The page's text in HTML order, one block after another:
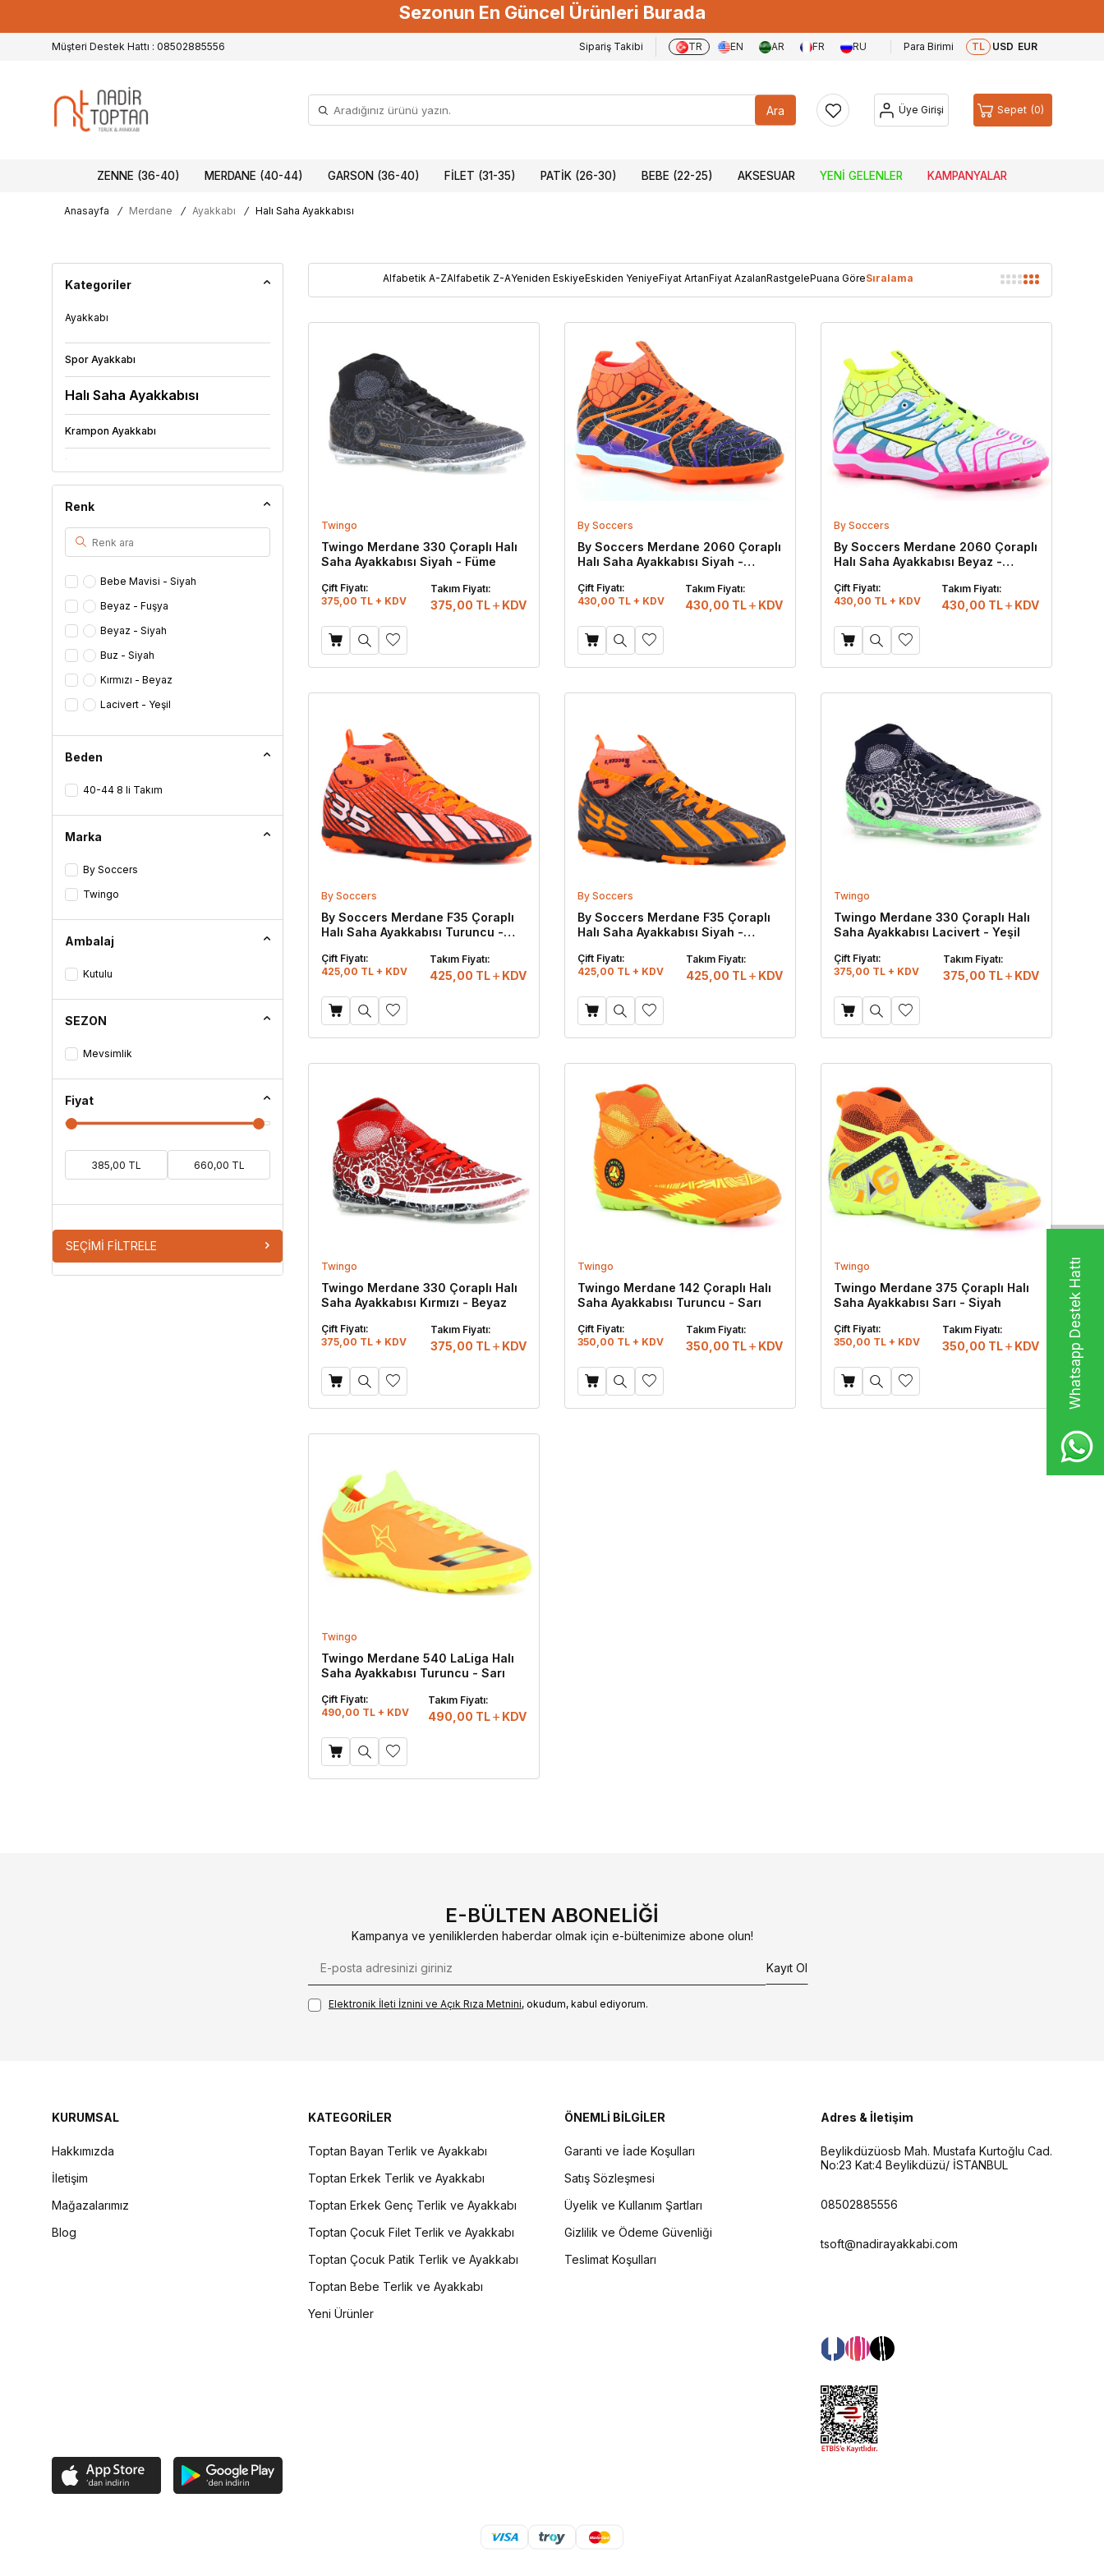
Whatsapp Destek Hattı
Sezonun En Güncel Ürünleri Burada
Müşteri Destek Hattı : 08502885556 Sipariş Takibi TR EN AR FR RU Para Birimi TL USD EUR
Ara Üye Girişi Sepet 0
ZENNE (36-40) MERDANE (40-44) GARSON (36-40) FILET (31-35) PATIK (26-30) BEBE (22-25) AKSESUAR YENI GELENLER KAMPANYALAR
Anasayfa / Merdane / Ayakkabı / Halı Saha Ayakkabısı
Kategoriler
Ayakkabı
Spor Ayakkabı
Halı Saha Ayakkabısı
Krampon Ayakkabı
Lastik Ayakkabı
Günlük Ayakkabı
Keten Ayakkabı
Ev Botu
Panduf
Klasik
Espadril
Sandalet
Renk
Bebe Mavisi - Siyah
Beyaz - Fuşya
Beyaz - Siyah
Buz - Siyah
Kırmızı - Beyaz
Lacivert - Yeşil
Mor - Turkuaz Desenli
Siyah - Sarı
Siyah - Turuncu
Turkuaz - Mor Desenli
Turuncu - Beyaz
Turuncu - Sarı
Turuncu - Sarı Desenli
Yeşil - Siyah
Beden
40-44 8 li Takım
Marka
By Soccers
Twingo
Ambalaj
Kutulu
SEZON
Mevsimlik
Fiyat
SEÇIMI FILTRELE
Alfabetik A-ZAlfabetik Z-AYeniden EskiyeEskiden YeniyeFiyat ArtanFiyat AzalanRastgelePuana GöreSıralama
Twingo
Twingo Merdane 330 Çoraplı Halı
Saha Ayakkabısı Siyah - Füme
Çift Fiyatı:
375,00 TL + KDV
Takım Fiyatı:
375,00 TL KDV
By Soccers
By Soccers Merdane 2060 Çoraplı
Halı Saha Ayakkabısı Siyah -
Çift Fiyatı:
430,00 TL + KDV
Takım Fiyatı:
430,00 TL KDV
By Soccers
By Soccers Merdane 2060 Çoraplı
Halı Saha Ayakkabısı Beyaz -
Çift Fiyatı:
430,00 TL + KDV
Takım Fiyatı:
430,00 TL KDV
By Soccers
By Soccers Merdane F35 Çoraplı
Halı Saha Ayakkabısı Turuncu -
Çift Fiyatı:
425,00 TL + KDV
Takım Fiyatı:
425,00 TL KDV
By Soccers
By Soccers Merdane F35 Çoraplı
Halı Saha Ayakkabısı Siyah -
Çift Fiyatı:
425,00 TL + KDV
Takım Fiyatı:
425,00 TL KDV
Twingo
Twingo Merdane 330 Çoraplı Halı
Saha Ayakkabısı Lacivert - Yeşil
Çift Fiyatı:
375,00 TL + KDV
Takım Fiyatı:
375,00 TL KDV
Twingo
Twingo Merdane 330 Çoraplı Halı
Saha Ayakkabısı Kırmızı - Beyaz
Çift Fiyatı:
375,00 TL + KDV
Takım Fiyatı:
375,00 TL KDV
Twingo
Twingo Merdane 142 Çoraplı Halı
Saha Ayakkabısı Turuncu - Sarı
Çift Fiyatı:
350,00 TL + KDV
Takım Fiyatı:
350,00 TL KDV
Twingo
Twingo Merdane 375 Çoraplı Halı
Saha Ayakkabısı Sarı - Siyah
Çift Fiyatı:
350,00 TL + KDV
Takım Fiyatı:
350,00 TL KDV
Twingo
Twingo Merdane 540 LaLiga Halı
Saha Ayakkabısı Turuncu - Sarı
Çift Fiyatı:
490,00 TL + KDV
Takım Fiyatı:
490,00 TL KDV
E-BÜLTEN ABONELIĞI
Kampanya ve yeniliklerden haberdar olmak için e-bültenimize abone olun!
Kayıt Ol
Elektronik İleti İzni‌ni ve Açık Rıza Metni‌ni, okudum, kabul ediyorum.
KURUMSAL
Hakkımızda
İletişim
Mağazalarımız
Blog
KATEGORİLER
Toptan Bayan Terlik ve Ayakkabı
Toptan Erkek Terlik ve Ayakkabı
Toptan Erkek Genç Terlik ve Ayakkabı
Toptan Çocuk Filet Terlik ve Ayakkabı
Toptan Çocuk Patik Terlik ve Ayakkabı
Toptan Bebe Terlik ve Ayakkabı
Yeni Ürünler
ÖNEMLİ BİLGİLER
Garanti ve İade Koşulları
Satış Sözleşmesi
Üyelik ve Kullanım Şartları
Gizlilik ve Ödeme Güvenliği
Teslimat Koşulları
Adres & İletişim
Beylikdüzüosb Mah. Mustafa Kurtoğlu Cad.
No:23 Kat:4 Beylikdüzü/ İSTANBUL
08502885556
tsoft@nadirayakkabi.com